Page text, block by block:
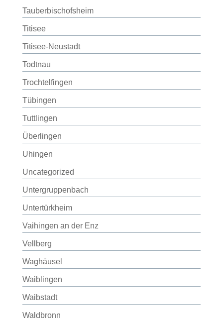
Tauberbischofsheim
Titisee
Titisee-Neustadt
Todtnau
Trochtelfingen
Tübingen
Tuttlingen
Überlingen
Uhingen
Uncategorized
Untergruppenbach
Untertürkheim
Vaihingen an der Enz
Vellberg
Waghäusel
Waiblingen
Waibstadt
Waldbronn